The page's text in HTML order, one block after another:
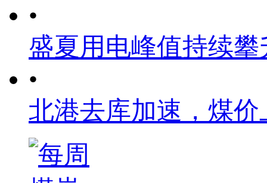
•
盛夏用电峰值持续
•
北港去库加速，煤